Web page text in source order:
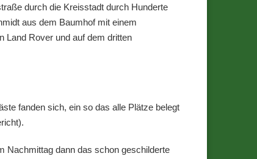
durch die Kreisstadt durch Hunderte
aus dem Baumhof mit einem
Land Rover und auf dem dritten
fanden sich, ein so das alle Plätze belegt
Nachmittag dann das schon geschilderte